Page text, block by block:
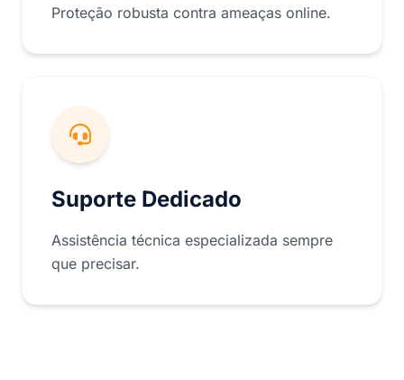
Proteção robusta contra ameaças online.
Suporte Dedicado
Assistência técnica especializada sempre
que precisar.